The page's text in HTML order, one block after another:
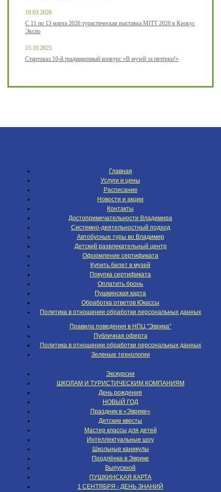
10.03.2026
С 11 по 13 марта 2026 туристическая выставка MITT 2026 в Крокус
Экспо
15.10.2025
Стартовал 10-й традиционный конкурс «В музей за пятёрки!»
Главная
Услуги и цены
Расписание
Новости и акции
Контакты
Достопримечательности Владимира
Системно-деятельностный подход
Автобусные туры во Владимир
Детский развлекательный центр
Оформление сертификата
Купить билет в музей
Покупка сертификата
Оплатить бронь
Пушкинская карта
Обработка ответов Юкассы
Политика в отношении обработки персональных данных
Правила поведения в НПЦ "Эврика"
Публичная оферта
Политика в отношении обработки персональных данных
Зеленые технологии
Экскурсии
ШКОЛАМ И ТУРИСТИЧЕСКИМ КОМПАНИЯМ
День рождения
НОВЫЙ ГОД
Праздник в «Эврике»
Детские квесты
Мастер классы для детей
Интеллектуальные шоу
Школьные каникулы
Продлёнка в Эврике
Выпускной
ПУШКИНСКАЯ КАРТА
1 СЕНТЯБРЯ - ДЕНЬ ЗНАНИЙ